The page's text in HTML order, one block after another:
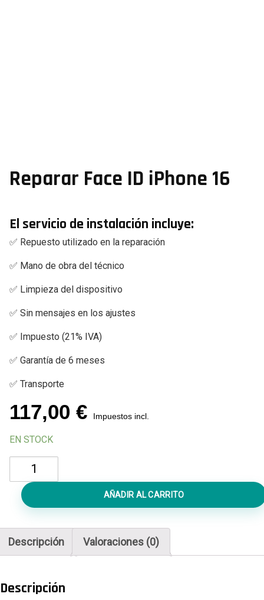
Reparar Face ID iPhone 16
El servicio de instalación incluye:
✅ Repuesto utilizado en la reparación
✅ Mano de obra del técnico
✅ Limpieza del dispositivo
✅ Sin mensajes en los ajustes
✅ Impuesto (21% IVA)
✅ Garantía de 6 meses
✅ Transporte
117,00 € Impuestos incl.
EN STOCK
Reparar
iPhone
AÑADIR AL CARRITO
Descripción Valoraciones (0)
Descripción